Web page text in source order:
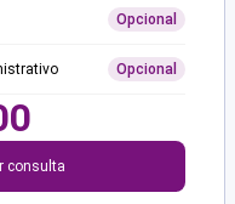
Opcional
Opcional
consulta